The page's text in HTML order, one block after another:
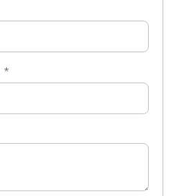
*